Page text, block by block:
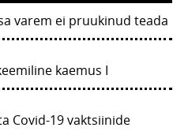
varem ei pruukinud teada
kaemus I
Covid-19 vaktsiinide